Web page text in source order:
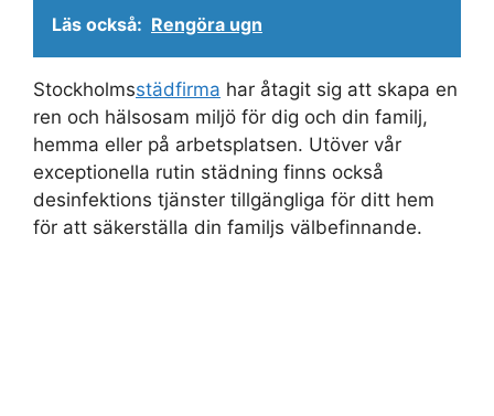
Läs också: Rengöra ugn
Stockholmsstädfirma har åtagit sig att skapa en
ren och hälsosam miljö för dig och din familj,
hemma eller på arbetsplatsen. Utöver vår
exceptionella rutin städning finns också
desinfektions tjänster tillgängliga för ditt hem
för att säkerställa din familjs välbefinnande.